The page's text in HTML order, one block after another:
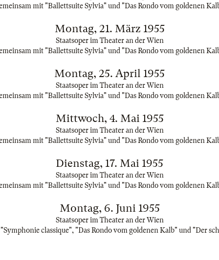
mit "Ballettsuite Sylvia" und "Das Rondo vom goldenen
Montag, 21. März 1955
Staatsoper im Theater an der Wien
mit "Ballettsuite Sylvia" und "Das Rondo vom goldenen
Montag, 25. April 1955
Staatsoper im Theater an der Wien
mit "Ballettsuite Sylvia" und "Das Rondo vom goldenen
Mittwoch, 4. Mai 1955
Staatsoper im Theater an der Wien
mit "Ballettsuite Sylvia" und "Das Rondo vom goldenen
Dienstag, 17. Mai 1955
Staatsoper im Theater an der Wien
mit "Ballettsuite Sylvia" und "Das Rondo vom goldenen
Montag, 6. Juni 1955
Staatsoper im Theater an der Wien
classique", "Das Rondo vom goldenen Kalb" und "Der